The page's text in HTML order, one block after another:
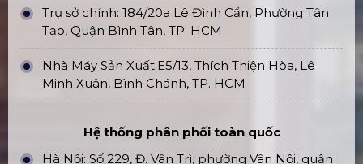
Trụ sở chính: 184/20a Lê Đình Cẩn, Phường Tân
Tạo, Quận Bình Tân, TP. HCM
Nhà Máy Sản Xuất:E5/13, Thích Thiện Hòa, Lê
Minh Xuân, Bình Chánh, TP. HCM
Hệ thống phân phối toàn quốc
Hà Nội: Số 229, Đ. Vân Trì, phường Vân Nội, quận